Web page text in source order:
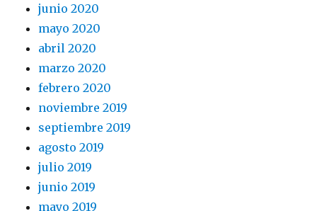
junio 2020
mayo 2020
abril 2020
marzo 2020
febrero 2020
noviembre 2019
septiembre 2019
agosto 2019
julio 2019
junio 2019
mayo 2019